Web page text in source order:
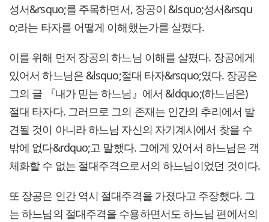
성서&rsquo;를 주목하면서, 장공이 &lsquo;성서&rsqu
o;라는 타자를 어떻게 이해했는가를 살폈다.
이를 위해 먼저 장공의 하느님 이해를 살폈다. 장공에게
있어서 하느님은 &lsquo;절대 타자&rsquo;였다. 장공은
그의 글 『내가 믿는 하느님』에서 &ldquo;(하느님은)
절대 타자다. 그러므로 그의 존재는 인간의 추리에서 발
견될 것이 아니라 하느님 자신의 자기계시에서 찾을 수
밖에 없다&rdquo;고 말했다. 그에게 있어서 하느님은 객
체화할 수 없는 절대주격으로서의 하느님이었던 것이다.
또 장공은 인간 역시 절대주격을 가졌다고 주장했다. 그
는 하느님의 절대주격을 수용하면서도 하느님 편에서의